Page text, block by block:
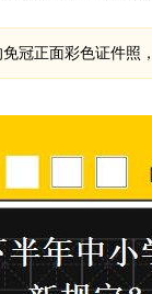
冠正面彩色证件照